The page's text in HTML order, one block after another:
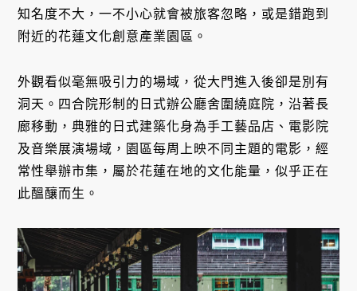
知名度不大，一不小心就會被旅客忽略，或是錯跑到
附近的花蓮文化創意產業園區。
外觀看似毫無吸引力的場域，從大門進入後卻是別有
洞天。四合院形制的日式辦公廳舍圍繞庭院，沿著長
廊移動，典雅的日式建築化身為手工藝品店、電影院
及音樂展演場域，園區每周上映不同主題的電影，經
常性舉辦市集，屬於花蓮在地的文化能量，似乎正在
此醞釀而生。